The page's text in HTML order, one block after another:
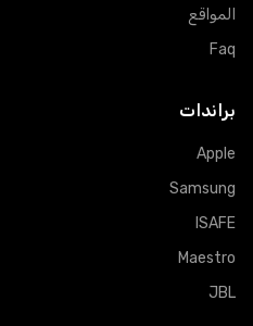
المواقع
Faq
براندات
Apple
Samsung
ISAFE
Maestro
JBL